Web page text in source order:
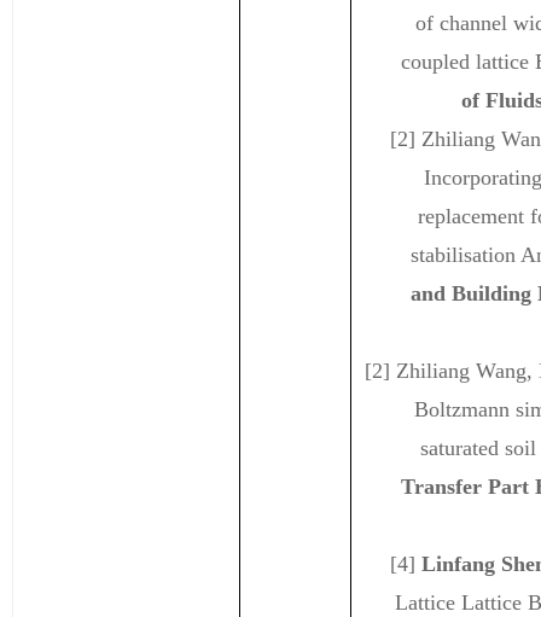
of channel
coupled lattice
of
[2] Zhiliang
replacement
stabilisation
and Building
[2] Zhiliang
Boltzmann
saturated
Transfer Part
[4]Linfang
Lattice Lattice